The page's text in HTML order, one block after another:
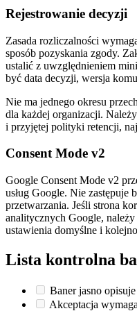
Rejestrowanie decyzji
Zasada rozliczalności
sposób pozyskania zgody.
ustalić z uwzględnieniem
być data decyzji, wersja
Nie ma jednego okresu
dla każdej organizacji.
i przyjętej polityki retencji,
Consent Mode v2
Google Consent Mode v2
usług Google. Nie zastępuje
przetwarzania. Jeśli strona
analitycznych Google,
ustawienia domyślne i
Lista kontrolna
Baner jasno
Akceptacja